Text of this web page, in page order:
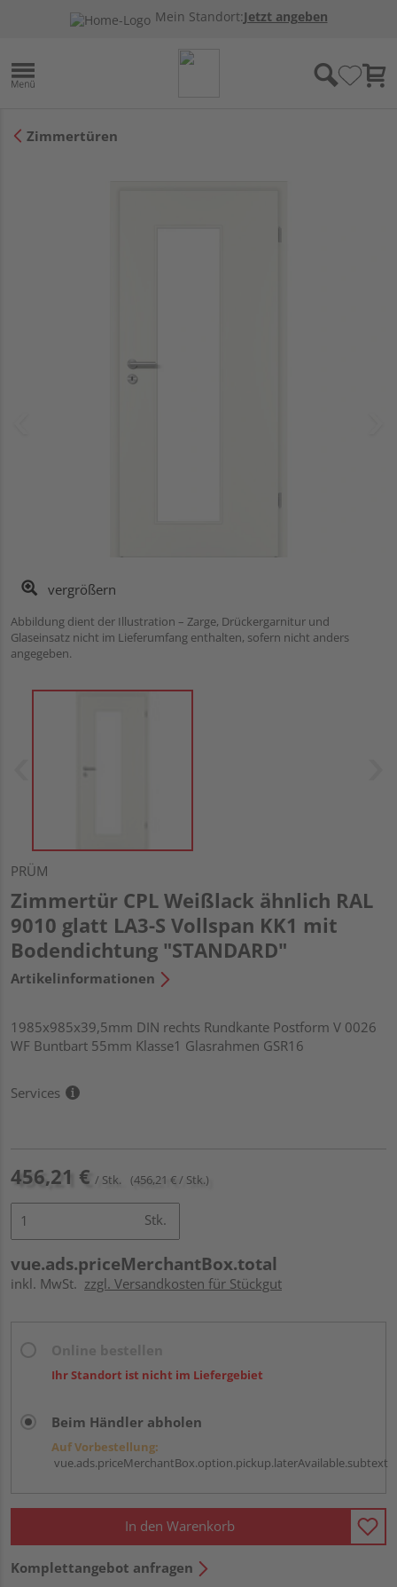
Mein Standort:Jetzt angeben
Zimmertüren
vergrößern
Abbildung dient der Illustration – Zarge, Drückergarnitur und
Glaseinsatz nicht im Lieferumfang enthalten, sofern nicht anders
angegeben.
PRÜM
Zimmertür CPL Weißlack ähnlich RAL
9010 glatt LA3-S Vollspan KK1 mit
Bodendichtung "STANDARD"
Artikelinformationen
1985x985x39,5mm DIN rechts Rundkante Postform V 0026
WF Buntbart 55mm Klasse1 Glasrahmen GSR16
Services
456,21 € / Stk. (456,21 € / Stk.)
Stk.
vue.ads.priceMerchantBox.total
inkl. MwSt. zzgl. Versandkosten für Stückgut
Ihr Standort ist nicht im Liefergebiet
Beim Händler abholen
Auf Vorbestellung:
vue.ads.priceMerchantBox.option.pickup.laterAvailable.subtext
In den Warenkorb
Komplettangebot anfragen